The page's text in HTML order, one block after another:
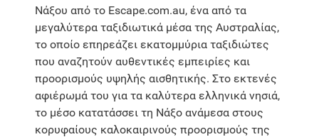
Νάξου από το Escape.com.au, ένα από τα
μεγαλύτερα ταξιδιωτικά μέσα της Αυστραλίας,
το οποίο επηρεάζει εκατομμύρια ταξιδιώτες
που αναζητούν αυθεντικές εμπειρίες και
προορισμούς υψηλής αισθητικής. Στο εκτενές
αφιέρωμά του για τα καλύτερα ελληνικά νησιά,
το μέσο κατατάσσει τη Νάξο ανάμεσα στους
κορυφαίους καλοκαιρινούς προορισμούς της